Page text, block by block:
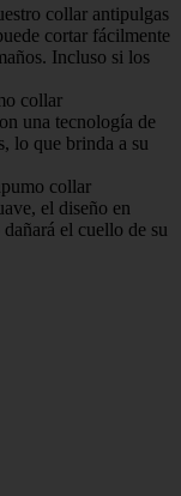
collar antipulgas
cortar fácilmente
Incluso si los
collar
una tecnología de
lo que brinda a su
collar
el diseño en
el cuello de su